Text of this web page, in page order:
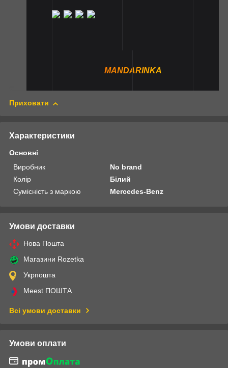
MANDARINKA
Приховати
Характеристики
Основні
Виробник
No brand
Колір
Білий
Сумісність з маркою
Mercedes-Benz
Умови доставки
Нова Пошта
Магазини Rozetka
Укрпошта
Meest ПОШТА
Всі умови доставки
Умови оплати